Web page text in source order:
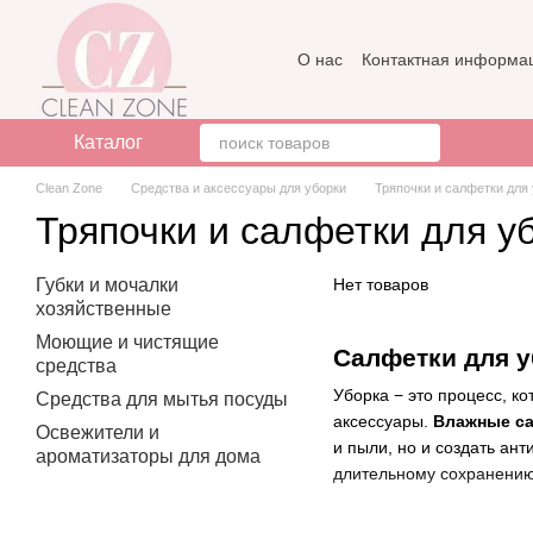
Перейти к основному контенту
О нас Контактная
Каталог
Clean Zone Средства и аксессуары для уборки Тряпочки и салфетки для
Тряпочки и салфетки для
Салфетки для
Уборка − это процесс,
аксессуары. Влажные
и пыли, но и создать
длительному
Нет товаров
Губки и мочалки
хозяйственные
Моющие и чистящие
средства
Средства для мытья посуды
Освежители и
ароматизаторы для дома